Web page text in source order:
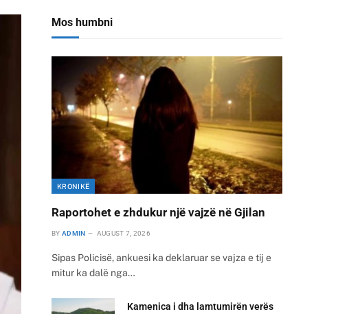
Mos humbni
KRONIKË
Raportohet e zhdukur një vajzë në Gjilan
BY ADMIN AUGUST 7, 2026
Sipas Policisë, ankuesi ka deklaruar se vajza e tij e
mitur ka dalë nga…
Kamenica i dha lamtumirën verës